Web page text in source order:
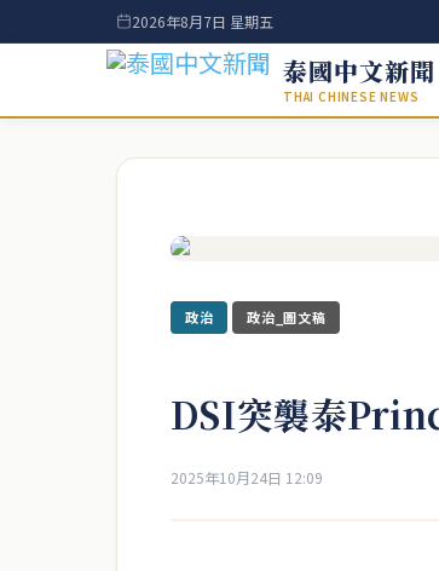
2026年8月7日 星期五
泰國中文新聞
THAI CHINESE NEWS
政治 政治_圖文稿
DSI突襲泰
2025年10月24日 12:09